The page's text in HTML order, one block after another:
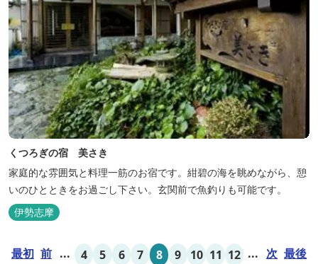
くつろぎの宿 美さき
家庭的な雰囲気と料理一筋のお宿です。紺碧の海を眺めながら、憩
いのひとときをお過ごし下さい。玄関前で魚釣りも可能です。
伊勢志摩
最初 前 ... 4 5 6 7 8 9 10 11 12 ... 次 最後